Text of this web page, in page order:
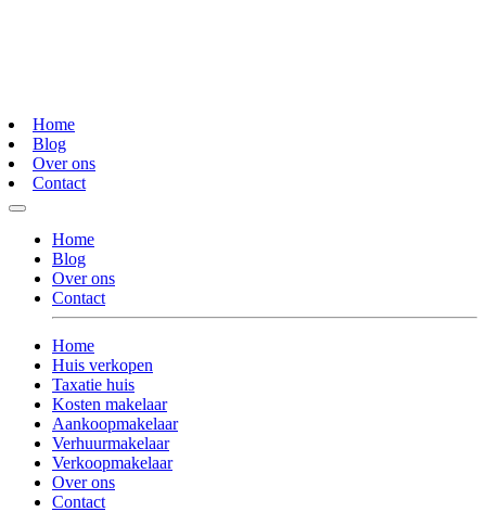
Home
Blog
Over ons
Contact
Home
Blog
Over ons
Contact
Home
Huis verkopen
Taxatie huis
Kosten makelaar
Aankoopmakelaar
Verhuurmakelaar
Verkoopmakelaar
Over ons
Contact